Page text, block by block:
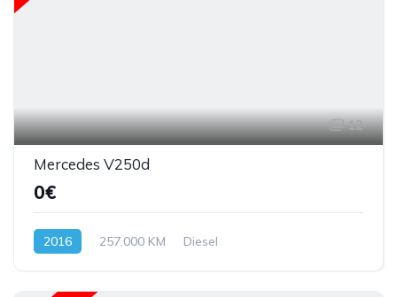
12
Mercedes V250d
0€
2016 257.000 KM Diesel